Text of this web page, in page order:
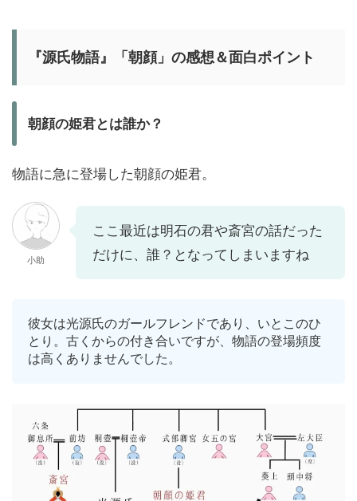
『源氏物語』「朝顔」の感想＆面白ポイント
朝顔の姫君とは誰か？
物語に急に登場した朝顔の姫君。
小助
ここ最近は明石の君や斎宮の話だった
だけに、誰？となってしまいますね
彼女は光源氏のガールフレンドであり、いとこのひ
とり。古くからの付き合いですが、物語の登場頻度
は高くありませんでした。